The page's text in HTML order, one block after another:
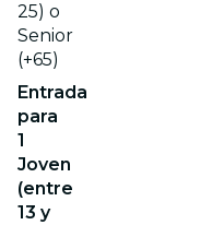
25) o
Senior
(+65)
Entrada
para
1
Joven
(entre
13 y